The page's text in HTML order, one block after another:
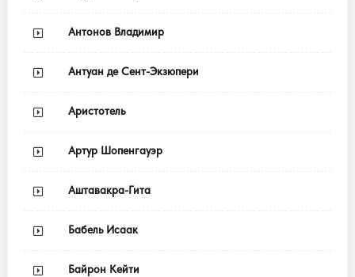
Антонов Владимир
Антуан де Сент-Экзюпери
Аристотель
Артур Шопенгауэр
Аштавакра-Гита
Бабель Исаак
Байрон Кейти